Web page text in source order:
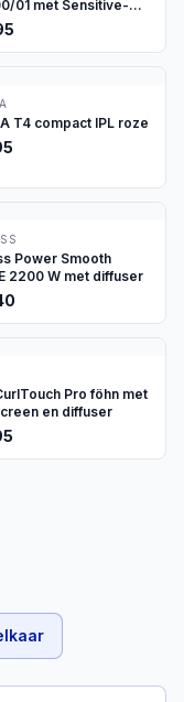
01 met Sensitive-
T4 compact IPL roze
Power Smooth
2200 W met diffuser
Pro föhn met
en diffuser